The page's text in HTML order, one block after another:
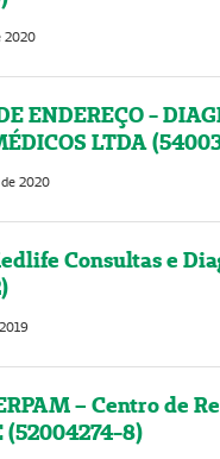
2020
ENDEREÇO -
LTDA
2020
Consultas e
– Centro de
(52004274-8)